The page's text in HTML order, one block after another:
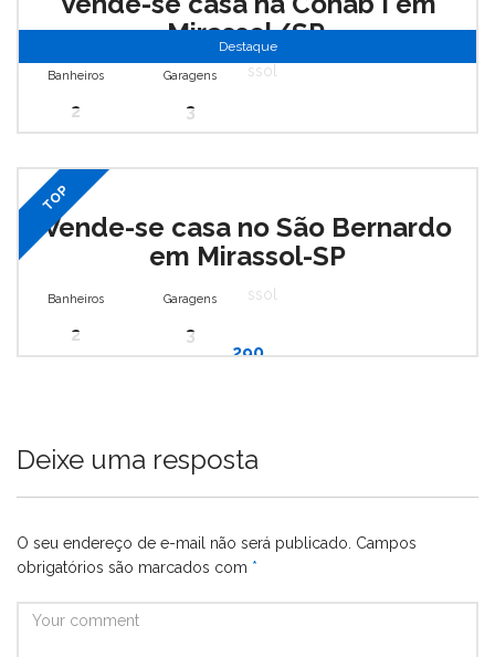
Mirassol/SP.
Mirassol
Destaque
Banheiros
2
Garagens
3
TOP
Vende-se casa no São Bernardo
em Mirassol-SP
Mirassol
290
Banheiros
2
Garagens
3
Deixe uma resposta
O seu endereço de e-mail não será publicado. Campos
obrigatórios são marcados com *